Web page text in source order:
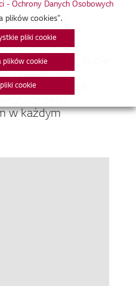
DUALCOOL.
temat
z
Zapewnij sobie
powietrze
wolnym od
w każdym
- Ochrony Danych Osobowych
plików cookies".
pliki cookie
plików cookie
cookie